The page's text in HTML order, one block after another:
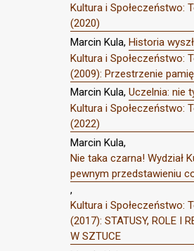
Kultura i Społeczeństwo:
(2020)
Marcin Kula, Historia
Kultura i Społeczeństwo:
(2009): Przestrzenie
Marcin Kula, Uczelnia: nie
Kultura i Społeczeństwo:
(2022)
Marcin Kula,
Nie taka czarna! Wydział
pewnym przedstawieniu
,
Kultura i Społeczeństwo:
(2017): STATUSY, ROLE I
W SZTUCE